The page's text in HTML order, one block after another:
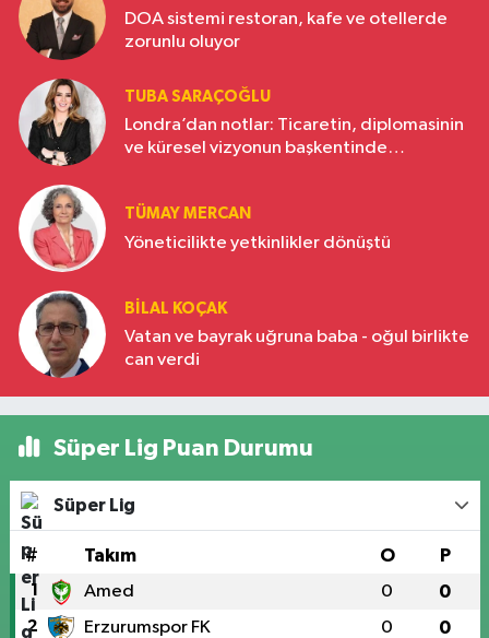
DOA sistemi restoran, kafe ve otellerde
zorunlu oluyor
TUBA SARAÇOĞLU
Londra’dan notlar: Ticaretin, diplomasinin
ve küresel vizyonun başkentinde
TÜMAY MERCAN
Yöneticilikte yetkinlikler dönüştü
BILAL KOÇAK
Vatan ve bayrak uğruna baba - oğul birlikte
can verdi
Süper Lig Puan Durumu
Süper Lig
# Takım O P
1 Amed 0 0
2 Erzurumspor FK 0 0